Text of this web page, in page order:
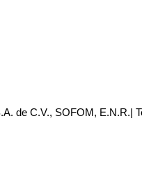
de C.V., SOFOM, E.N.R.|